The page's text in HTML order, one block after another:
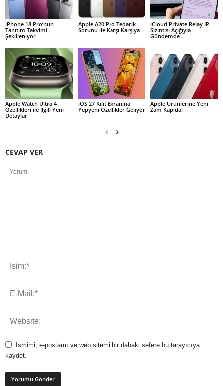
iPhone 18 Pro’nun
Tanıtım Takvimi
Şekilleniyor
Apple A20 Pro Tedarik
Sorunu ile Karşı Karşıya
iCloud Private Relay IP
Sızıntısı Açığıyla
Gündemde
Apple Watch Ultra 4
Özellikleri ile İlgili Yeni
Detaylar
iOS 27 Kilit Ekranına
Yepyeni Özellikler Geliyor
Apple Ürünlerine Yeni
Zam Kapıda!
CEVAP VER
Ismimi, e-postamı ve web sitemi bir dahaki sefere bu tarayıcıya
kaydet.